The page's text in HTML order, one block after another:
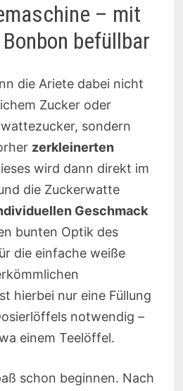
– mit
befüllbar
die Ariete dabei nicht
Zucker oder
sondern
zerkleinerten
wird dann direkt im
die Zuckerwatte
Geschmack
bunten Optik des
die einfache weiße
hierbei nur eine Füllung
notwendig –
einem Teelöffel.
schon beginnen. Nach